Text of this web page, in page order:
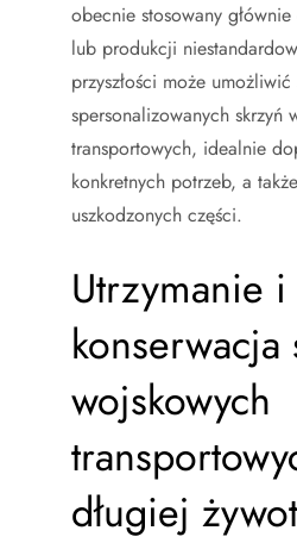
obecnie stosowany
lub produkcji
przyszłości może
spersonalizowanych skrzyń
transportowych, idealnie
konkretnych potrzeb, a
uszkodzonych części.
Utrzymanie i
konserwacja
wojskowych
długiej